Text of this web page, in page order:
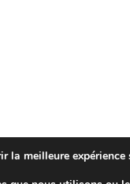
la meilleure expérience